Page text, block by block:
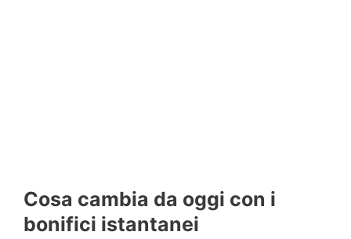
Cosa cambia da oggi con i
bonifici istantanei